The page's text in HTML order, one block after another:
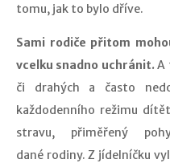
tomu, jak to bylo dříve.
Sami rodiče přitom
vcelku snadno uchránit.A
či drahých a často
každodenního režimu
stravu, přiměřený
dané rodiny. Z jídelníčku